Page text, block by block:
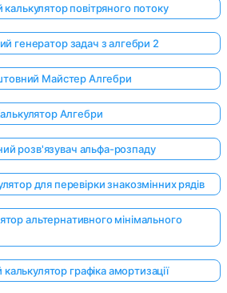
повітряного потоку
генератор задач з алгебри 2
Майстер Алгебри
Алгебри
розв'язувач альфа-розпаду
для перевірки знакозмінних рядів
альтернативного мінімального
графіка амортизації